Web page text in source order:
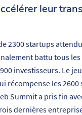
leur
2300startups
battu tous les
900 investisseurs. Le
récompense les2600
Summita prisfin
dernières